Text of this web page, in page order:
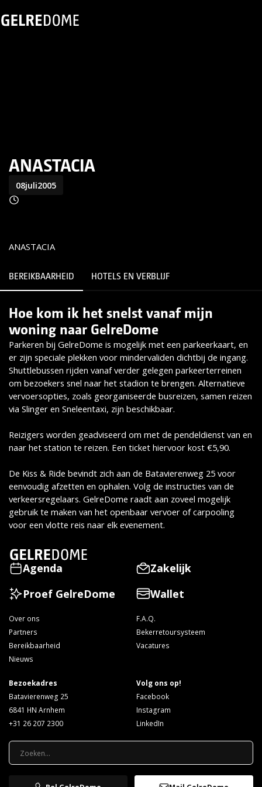
ANASTACIA
08juli2005
ANASTACIA
Lees meer
BEREIKBAARHEID HOTELS EN VERBLIJF
Hoe kom ik het snelst vanaf mijn
woning naar GelreDome
Parkeren bij GelreDome is mogelijk met een parkeerkaart, en
er zijn speciale plekken voor mindervaliden dichtbij de ingang.
Shuttlebussen rijden vanaf verder gelegen parkeerterreinen
om bezoekers snel naar het stadion te brengen. Alternatieve
vervoersopties, zoals georganiseerde busreizen, samen reizen
via Slinger en Sneleentaxi, zijn beschikbaar.
Reizigers worden geadviseerd om met de pendeldienst van en
naar het station te reizen. Een ticket hiervoor kost €5,90.
De Kiss & Ride bevindt zich aan de Batavierenweg 25 voor
eenvoudig afzetten en ophalen. Volg de instructies van de
verkeersregelaars. GelreDome raadt aan zoveel mogelijk
gebruik te maken van het openbaar vervoer of carpooling
voor een vlotte reis naar elk evenement.
Agenda
Zakelijk
Proef GelreDome
Wallet
Over ons
Partners
Bereikbaarheid
Nieuws
F.A.Q.
Bekerretoursysteem
Vacatures
Bezoekadres
Batavierenweg 25
6841 HN Arnhem
+31 26 207 2300
Volg ons op!
Facebook
Instagram
LinkedIn